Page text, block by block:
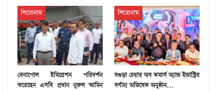
শিরোনাম
বেনাপোল ইমিগ্রেশন পরিদর্শন
করেছেন এসবি প্রধান নুরুল আমিন
শিরোনাম
বগুড়া চেম্বার অব কমার্স অ্যান্ড ইন্ডাস্ট্রির
বর্ণাঢ্য অভিষেক অনুষ্ঠান…